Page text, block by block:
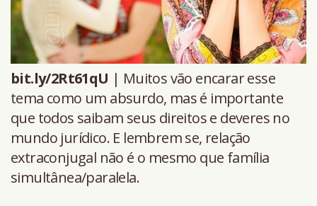
bit.ly/2Rt61qU | Muitos vão encarar esse
tema como um absurdo, mas é importante
que todos saibam seus direitos e deveres no
mundo jurídico. E lembrem se, relação
extraconjugal não é o mesmo que família
simultânea/paralela.